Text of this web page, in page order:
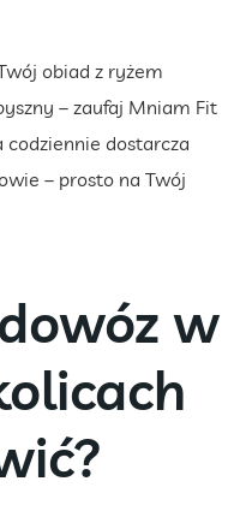
obiad z ryżem
– zaufaj Mniam Fit
codziennie dostarcza
– prosto na Twój
w